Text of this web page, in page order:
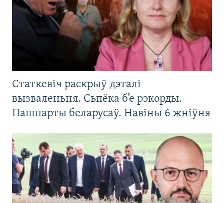
Статкевіч раскрыў дэталі
вызваленьня. Сьпёка б’е рэкорды.
Пашпарты беларусаў. Навіны 6 жніўня